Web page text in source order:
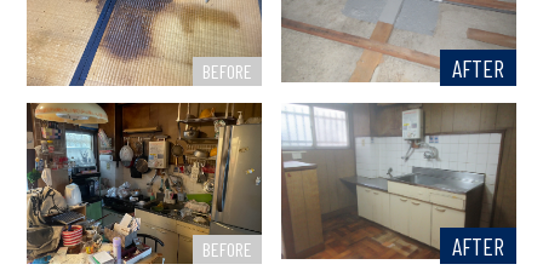
BEFORE AFTER
BEFORE AFTER